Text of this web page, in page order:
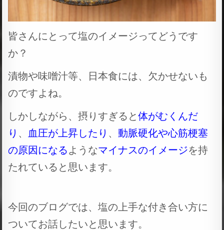
皆さんにとって塩のイメージってどうです
か？
漬物や味噌汁等、日本食には、欠かせないも
のですよね。
しかしながら、摂りすぎると体がむくんだ
り 、 血圧が上昇したり 、動脈硬化や心筋梗塞
の原因になる ようなマイナスのイメージを持
たれていると思います。
今回のブログでは、塩の上手な付き合い方に
ついてお話したいと思います。